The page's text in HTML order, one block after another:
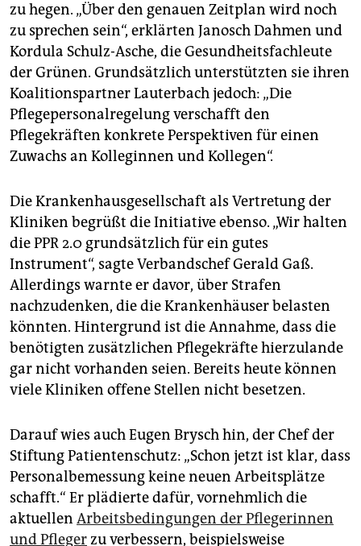
zu hegen. „Über den genauen Zeitplan wird noch
zu sprechen sein“, erklärten Janosch Dahmen und
Kordula Schulz-Asche, die Gesundheitsfachleute
der Grünen. Grundsätzlich unterstützten sie ihren
Koalitionspartner Lauterbach jedoch: „Die
Pflegepersonalregelung verschafft den
Pflegekräften konkrete Perspektiven für einen
Zuwachs an Kolleginnen und Kollegen“.
Die Krankenhausgesellschaft als Vertretung der
Kliniken begrüßt die Initiative ebenso. „Wir halten
die PPR 2.0 grundsätzlich für ein gutes
Instrument“, sagte Verbandschef Gerald Gaß.
Allerdings warnte er davor, über Strafen
nachzudenken, die die Krankenhäuser belasten
könnten. Hintergrund ist die Annahme, dass die
benötigten zusätzlichen Pflegekräfte hierzulande
gar nicht vorhanden seien. Bereits heute können
viele Kliniken offene Stellen nicht besetzen.
Darauf wies auch Eugen Brysch hin, der Chef der
Stiftung Patientenschutz: „Schon jetzt ist klar, dass
Personalbemessung keine neuen Arbeitsplätze
schafft.“ Er plädierte dafür, vornehmlich die
aktuellen Arbeitsbedingungen der Pflegerinnen
und Pflegerzu verbessern, beispielsweise